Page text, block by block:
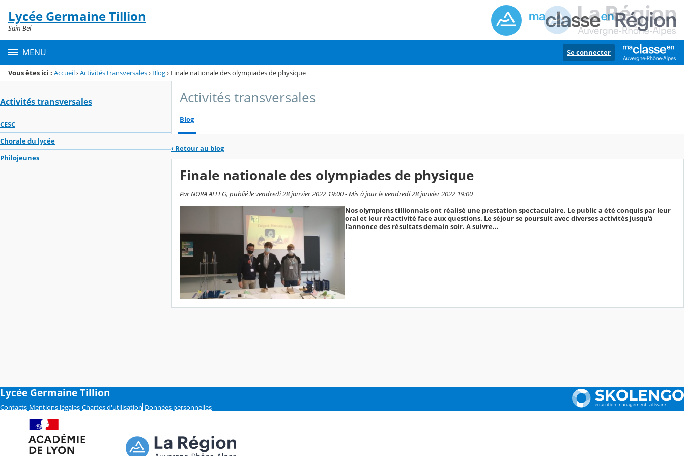
Menu de la rubrique
Contenu
Lycée Germaine Tillion
Sain Bel
MENU Se connecter
Vous êtes ici : Accueil›Activités transversales› Blog› Finale nationale des olympiades de physique
Activités transversales
CESC
Chorale du lycée
Philojeunes
Activités transversales
Blog
‹ Retour au blog
Finale nationale des olympiades de physique
Par NORA ALLEG, publié le vendredi 28 janvier 2022 19:00 - Mis à jour le vendredi 28 janvier 2022 19:00
Nos olympiens tillionnais ont réalisé une prestation spectaculaire. Le public a été conquis par leur
oral et leur réactivité face aux questions. Le séjour se poursuit avec diverses activités jusqu'à
l'annonce des résultats demain soir. A suivre...
Lycée Germaine Tillion
Contacts Mentions légales Chartes d'utilisation Données personnelles